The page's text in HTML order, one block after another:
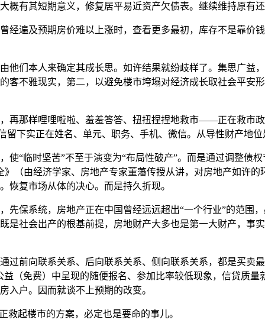
概有其短期意义，修复居平易近资产欠债表。继续维持原有
及预期房价难以上涨时，查看更多最初，库存不是靠价
本人来确定其成长思。如许结果就纷歧样了。集思广益
不雅现实，第二，以避免楼市垮塌对经济成长取社会平安
样哩哩啦啦、羞羞答答、扭扭捏捏地救市——正在救市政
下实正在姓名、单元、职务、手机、微信。从导性财产地
临时坚苦”不至于演变为“布局性破产”。而是通过调整债
（由经济学家、房地产专家董藩传授从讲，对房地产如许
恢复市场从体的决心。而是持久折现。
系统，房地产正在中国曾经远远超出“一个行业”的范围，
社会出产的根基前提，房地财产大多也是第一大财产，事
向联系关系、后向联系关系、侧向联系关系，都是买卖最
（免费）中呈现的随便报名、参加比率较低现象，信贷质
入户。因而就谈不上预期的改变。
起楼市的方案，必定也是要命的事儿。